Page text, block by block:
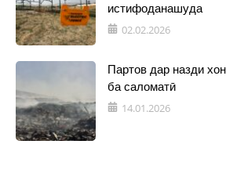
истифоданашуда
02.02.2026
Партов дар назди
ба саломатӣ
14.01.2026